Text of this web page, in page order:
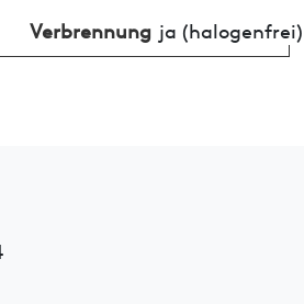
Verbrennung ja (halogenfrei)